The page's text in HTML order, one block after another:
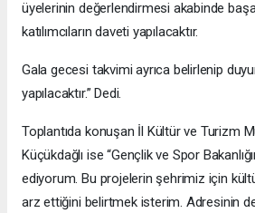
üyelerinin değerlendirmesi akabinde
katılımcıların daveti yapılacaktır.
Gala gecesi takvimi ayrıca belirlenip
yapılacaktır.” Dedi.
Toplantıda konuşan İl Kültür ve Turizm
Küçükdağlı ise “Gençlik ve Spor
ediyorum. Bu projelerin şehrimiz için
arz ettiğini belirtmek isterim. Adresinin